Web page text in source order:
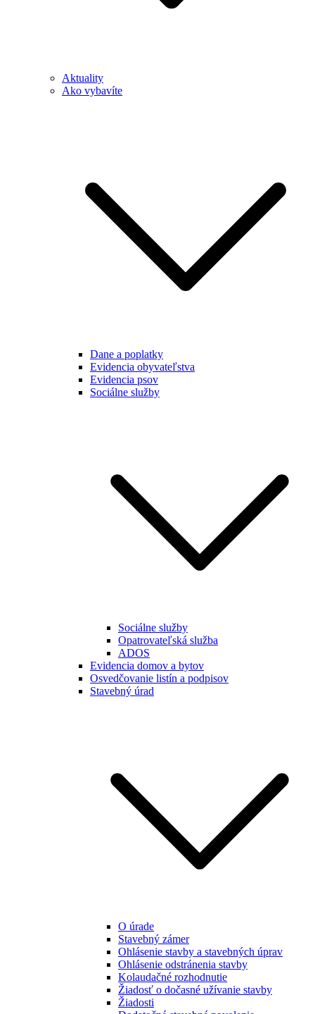
Aktuality
Ako vybavíte
Dane a poplatky
Evidencia obyvateľstva
Evidencia psov
Sociálne služby
Sociálne služby
Opatrovateľská služba
ADOS
Evidencia domov a bytov
Osvedčovanie listín a podpisov
Stavebný úrad
O úrade
Stavebný zámer
Ohlásenie stavby a stavebných úprav
Ohlásenie odstránenia stavby
Kolaudačné rozhodnutie
Žiadosť o dočasné užívanie stavby
Žiadosti